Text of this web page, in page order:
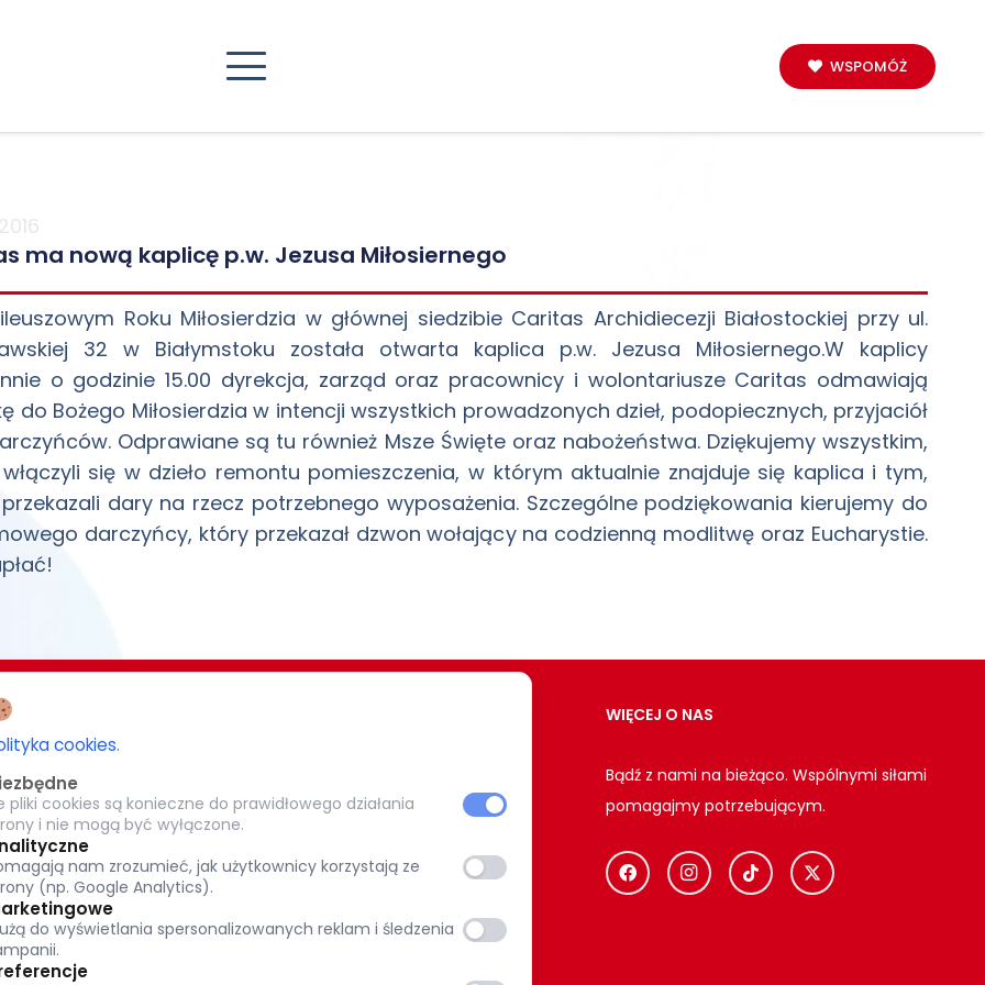
WSPOMÓŻ
ma nową kaplicę p.w. Jezusa Miłosiernego
Roku Miłosierdzia w głównej siedzibie Caritas Archidiecezji Białostockiej przy ul.
32 w Białymstoku została otwarta kaplica p.w. Jezusa Miłosiernego.W kaplicy
o godzinie 15.00 dyrekcja, zarząd oraz pracownicy i wolontariusze Caritas odmawiają
do Bożego Miłosierdzia w intencji wszystkich prowadzonych dzieł, podopiecznych, przyjaciół
Odprawiane są tu również Msze Święte oraz nabożeństwa. Dziękujemy wszystkim,
się w dzieło remontu pomieszczenia, w którym aktualnie znajduje się kaplica i tym,
dary na rzecz potrzebnego wyposażenia. Szczególne podziękowania kierujemy do
darczyńcy, który przekazał dzwon wołający na codzienną modlitwę oraz Eucharystie.
BIAŁOSTOCKIEJ
Białystok
KRS: 0000 269 579
(+48) 85 651 90 08
bialystok@caritas.pl
WIĘCEJ O NAS
Bądź z nami na bieżąco. Wspólnymi siłami
pomagajmy potrzebującym.
cookies.
pliki cookies są konieczne do prawidłowego działania
i nie mogą być wyłączone.
nam zrozumieć, jak użytkownicy korzystają ze
(np. Google Analytics).
do wyświetlania spersonalizowanych reklam i śledzenia